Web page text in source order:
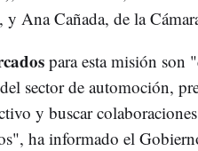
Ana Cañada, de la
para esta misión son
sector de automoción,
y buscar
ha informado el